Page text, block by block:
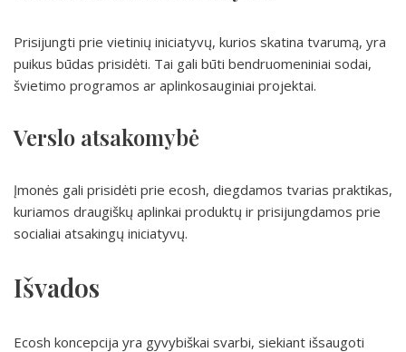
Prisijungti prie vietinių iniciatyvų, kurios skatina tvarumą, yra
puikus būdas prisidėti. Tai gali būti bendruomeniniai sodai,
švietimo programos ar aplinkosauginiai projektai.
Verslo atsakomybė
Įmonės gali prisidėti prie ecosh, diegdamos tvarias praktikas,
kuriamos draugiškų aplinkai produktų ir prisijungdamos prie
socialiai atsakingų iniciatyvų.
Išvados
Ecosh koncepcija yra gyvybiškai svarbi, siekiant išsaugoti